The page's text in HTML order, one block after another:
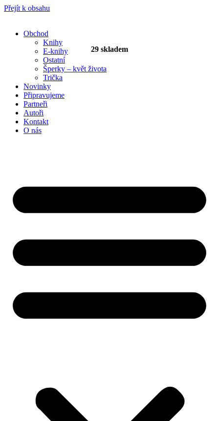
Přejít k obsahu
Obchod
Knihy
E-knihy
Ostatní
Šperky – květ života
Trička
Novinky
Připravujeme
Partneři
Autoři
Kontakt
O nás
29 skladem